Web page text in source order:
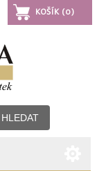
KOŠÍK (0)